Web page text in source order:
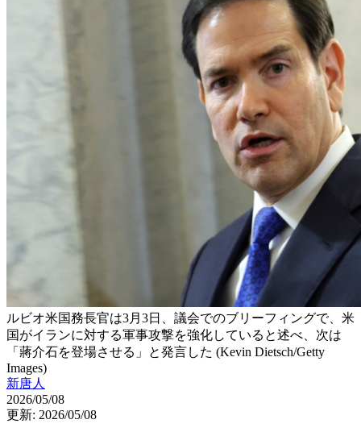
ルビオ米国務長官は3月3日、議会でのブリーフィングで、米
国がイランに対する軍事攻撃を強化していると述べ、次は
「蔣介石を登場させる」と発言した (Kevin Dietsch/Getty
Images)
新唐人
2026/05/08
更新: 2026/05/08